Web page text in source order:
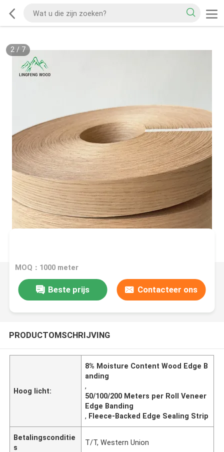
2/ 7
MOQ：1000 meter
Beste prijs Contacteer ons
PRODUCTOMSCHRIJVING
Hoog licht:
8% Moisture Content Wood Edge B
anding
,
50/100/200 Meters per Roll Veneer
Edge Banding
, Fleece-Backed Edge Sealing Strip
Betalingsconditie
s
T/T, Western Union